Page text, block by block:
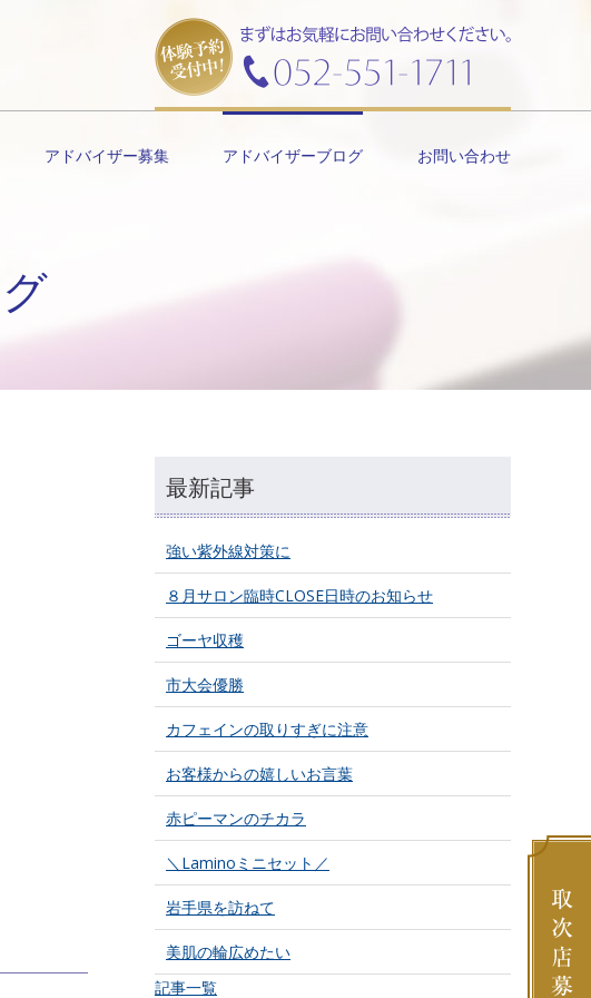
アドバイザー募集 アドバイザーブログ お問い合わせ
最新記事
強い紫外線対策に
８月サロン臨時CLOSE日時のお知らせ
ゴーヤ収穫
市大会優勝
カフェインの取りすぎに注意
お客様からの嬉しいお言葉
赤ピーマンのチカラ
＼Laminoミニセット／
岩手県を訪ねて
美肌の輪広めたい
記事一覧